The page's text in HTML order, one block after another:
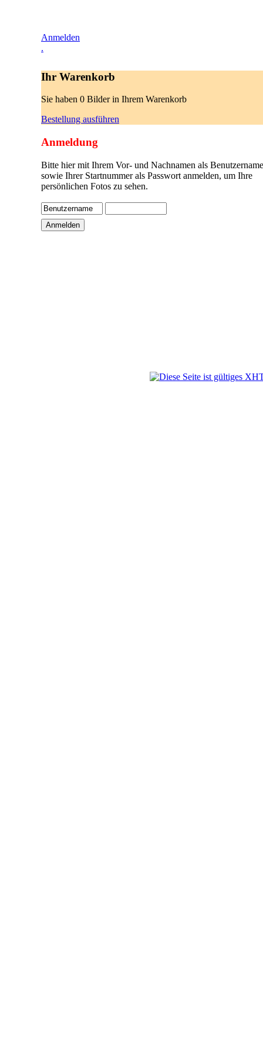
Anmelden
.
Ihr Warenkorb
Sie haben 0 Bilder in Ihrem Warenkorb
Bestellung ausführen
Anmeldung
Bitte hier mit Ihrem Vor- und Nachnamen als
sowie Ihrer Startnummer als Passwort anmelden, um Ihre
persönlichen Fotos zu sehen.